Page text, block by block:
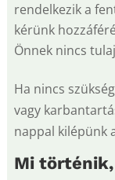
rendelkezik a
kérünk
Önnek nincs
Ha nincs
vagy
nappal kilépünk
Mi történik,